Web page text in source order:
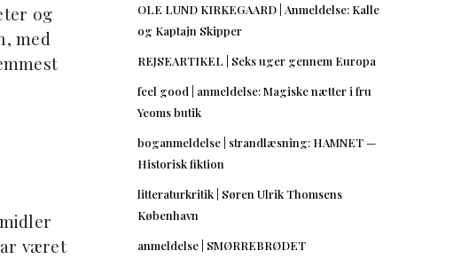
og
med
været
OLE LUND KIRKEGAARD | Anmeldelse: Kalle
og Kaptajn Skipper
REJSEARTIKEL | Seks uger gennem Europa
feel good | anmeldelse: Magiske nætter i fru
Yeoms butik
boganmeldelse | strandlæsning: HAMNET —
Historisk fiktion
litteraturkritik | Søren Ulrik Thomsens
København
anmeldelse | SMØRREBRØDET